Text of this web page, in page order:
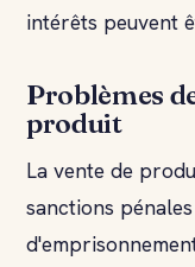
intérêts peuvent
Problèmes
produit
La vente de
sanctions